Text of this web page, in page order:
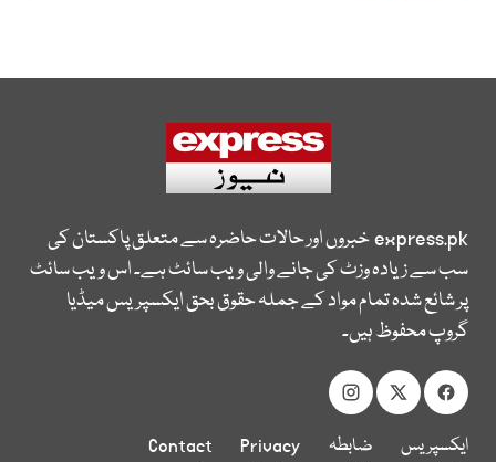
express.pkخبروں اور حالات حاضرہ سے متعلق پاکستان کی
سب سے زیادہ وزٹ کی جانے والی ویب سائٹ ہے۔ اس ویب سائٹ
پر شائع شدہ تمام مواد کے جملہ حقوق بحق ایکسپریس میڈیا
گروپ محفوظ ہیں۔
ایکسپریس
ضابطہ
Privacy
Contact